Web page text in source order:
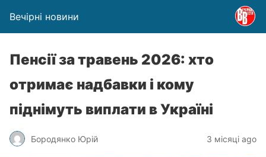
Вечірні новини
Пенсії за травень 2026: хто
отримає надбавки і кому
піднімуть виплати в Україні
Бородянко Юрій 3 місяці ago